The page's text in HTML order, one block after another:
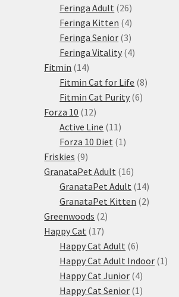
produktů
Feringa Adult 2626
produktů
Feringa Kitten 44
produkty
Feringa Senior 33
produkty
Feringa Vitality 44
Fitmin 1414
produktů
Fitmin Cat for Life 88
Fitmin Cat Purity 66
Forza 10 1212
produktů
Active Line 11 11
produktů
Forza 10 Diet 1 1
Friskies 99
produktů
GranataPet Adult 1616
produktů
GranataPet Adult 1414
produktů
GranataPet Kitten 22
Greenwoods 22
Happy Cat 1717
produktů
Happy Cat Adult 66
produktů
Happy Cat Adult Indoor 1 1
Happy Cat Junior 44
produkty
Happy Cat Senior 1 1